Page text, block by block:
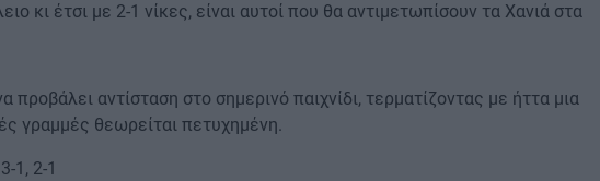
κι έτσι με 2-1 νίκες, είναι αυτοί που θα αντιμετωπίσουν τα Χανιά στα
αντίσταση στο σημερινό παιχνίδι, τερματίζοντας με ήττα μια
γραμμές θεωρείται πετυχημένη.
1, 2-1